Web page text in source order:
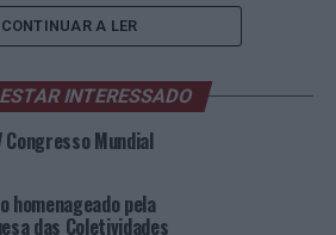
contando, assim, com
apresentadas na
CONTINUAR A LER
INTERESSADO
Congresso Mundial
homenageado pela
das Coletividades